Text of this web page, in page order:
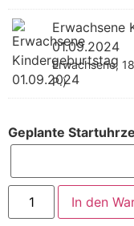
Erwachsene
01.09.2024
Erwachsene,
P.)
Geplante
In den